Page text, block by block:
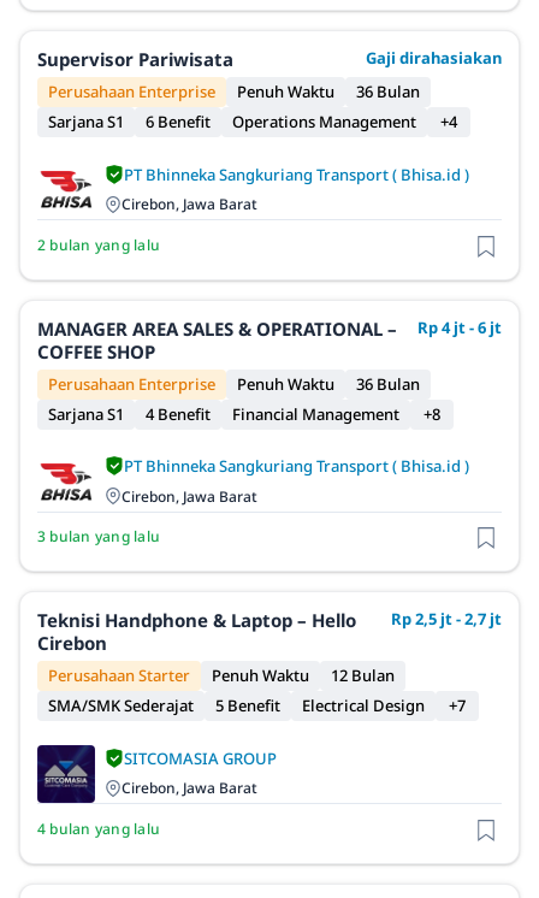
Supervisor Pariwisata
Gaji dirahasiakan
Perusahaan Enterprise
Penuh Waktu
36 Bulan
Sarjana S1
6 Benefit Operations Management +4
PT Bhinneka Sangkuriang Transport ( Bhisa.id )
Cirebon, Jawa Barat
2 bulan yang lalu
MANAGER AREA SALES & OPERATIONAL –
COFFEE SHOP
Rp 4 jt - 6 jt
Perusahaan Enterprise Penuh Waktu
36 Bulan
Sarjana S1
4 Benefit Financial Management +8
PT Bhinneka Sangkuriang Transport ( Bhisa.id )
Cirebon, Jawa Barat
3 bulan yang lalu
Teknisi Handphone & Laptop – Hello
Cirebon
Rp 2,5 jt - 2,7 jt
Perusahaan Starter Penuh Waktu
12 Bulan
SMA/SMK Sederajat
5 Benefit Electrical Design +7
SITCOMASIA GROUP
Cirebon, Jawa Barat
4 bulan yang lalu